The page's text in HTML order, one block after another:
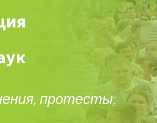
протесты;